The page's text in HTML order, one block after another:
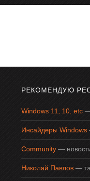
РЕКОМЕНДУЮ
Windows 11, 10, etc —
Инсайдеры Windows
Community —
Николай Павлов —